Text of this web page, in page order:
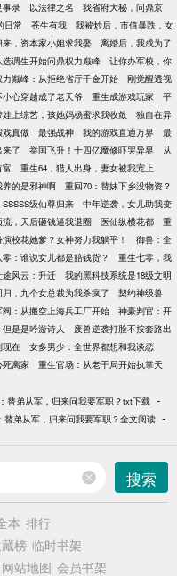
事录 以法律之名
我省府大秘，问鼎京
日常 苍生有我
我被炒后，市值暴跌，女
来，资本家小姐求我娶
离婚后，我成为了
选调生开始问鼎权力巅峰
让你办军校，你
力巅峰：从拒绝省厅千金开始
刚觉醒透视
小心穿越成了老天爷 重生成游戏玩家
平
娃上综艺，孩她妈杨蜜求我收敛
独自在异
戏真做 最强战神 我的游戏直通万界
最
了 举国飞升！十四亿魔修吓哭异界
从
富
重生64，猎人出身，妻女被我宠上
的是邪神啊
重回70：替妹下乡没物资？
级仙尊归来
中年逆袭，女儿助我变
，天后砸钱逼我退圈 医仙纵横花都
重
演校花她爹？女神努力我躺平！
御兽：全
零：谁说女儿都是赔钱货？
重生七零，我
途风云：升迁
我的黑科技系统是18级文明
，九个女总裁为我杀疯了
契约神级兽
阀：从搬空上海兵工厂开始
神豪判官：开
是是吟游诗人
废兽逆袭打脸不按套路出
现在
女多男少：全世界都想和我谈恋
死离家
重生官场：从老干局开始执掌天
替弟从军，归来问我要军职？txt下载 -
替弟从军，归来问我要军职？全文阅读 -
搜索
本 排行
榜 临时书架
网站地图 会员书架